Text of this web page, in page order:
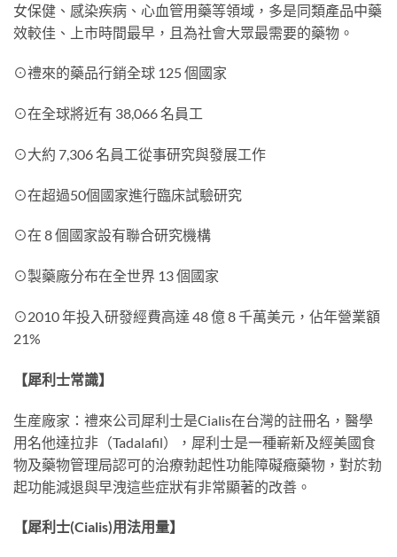
女保健、感染疾病、心血管用藥等領域，多是同類產品中藥
效較佳、上市時間最早，且為社會大眾最需要的藥物。
⊙禮來的藥品行銷全球 125 個國家
⊙在全球將近有 38,066 名員工
⊙大約 7,306 名員工從事研究與發展工作
⊙在超過50個國家進行臨床試驗研究
⊙在 8 個國家設有聯合研究機構
⊙製藥廠分布在全世界 13 個國家
⊙2010 年投入研發經費高達 48 億 8 千萬美元，佔年營業額
21%
【犀利士常識】
生産廠家：禮來公司犀利士是Cialis在台灣的註冊名，醫學
用名他達拉非（Tadalafil），犀利士是一種嶄新及經美國食
物及藥物管理局認可的治療勃起性功能障礙癥藥物，對於勃
起功能減退與早洩這些症狀有非常顯著的改善。
【犀利士(Cialis)用法用量】